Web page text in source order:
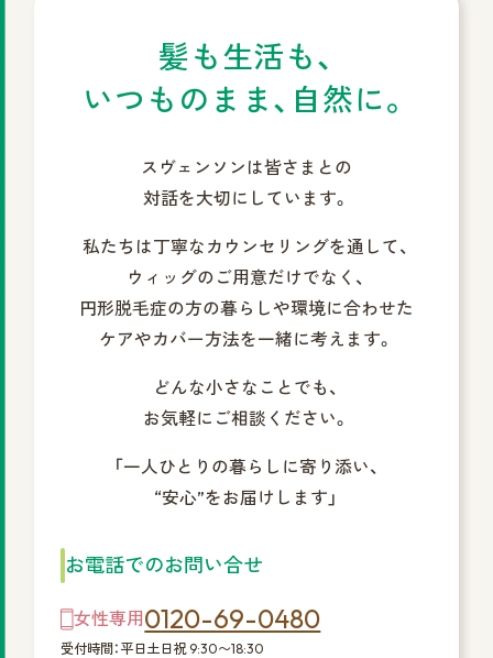
髪も生活も、
いつものまま、自然に。
スヴェンソンは皆さまとの
対話を大切にしています。
私たちは丁寧なカウンセリングを通して、
ウィッグのご用意だけでなく、
円形脱毛症の方の暮らしや環境に合わせた
ケアやカバー方法を一緒に考えます。
どんな小さなことでも、
お気軽にご相談ください。
「一人ひとりの暮らしに寄り添い、
“安心”をお届けします」
お電話でのお問い合せ
女性専用0120-69-0480
受付時間：平日土日祝 9:30〜18:30